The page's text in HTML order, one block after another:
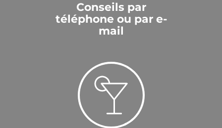
Conseils par
téléphone ou par e-
mail